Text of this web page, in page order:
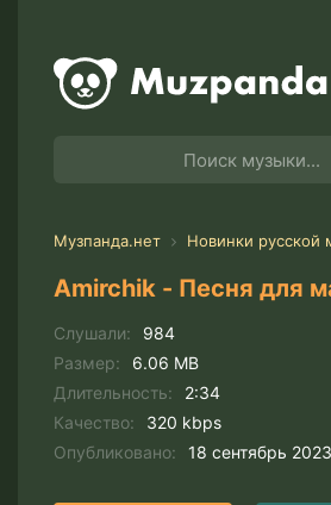
Музпанда.нет Новинки русской
Amirchik - Песня для
Слушали:
984
Размер:
6.06 MB
Длительность:
2:34
Качество:
320 kbps
Опубликовано:
18 сентябрь 2023